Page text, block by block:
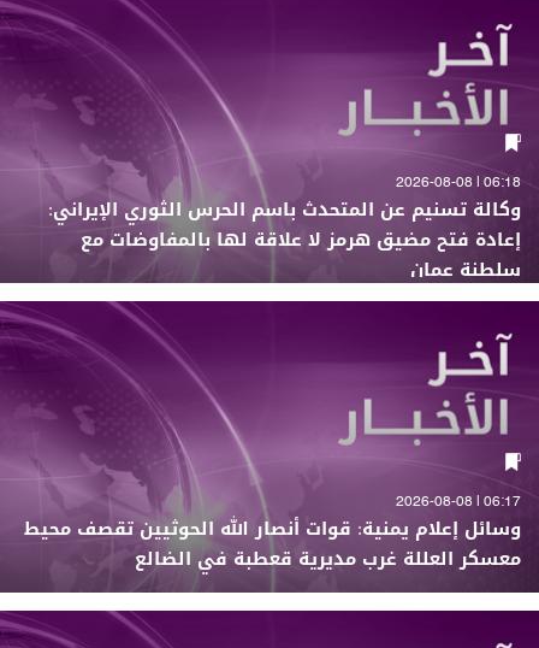
06:18 | 2026-08-08
وكالة تسنيم عن المتحدث باسم الحرس الثوري الإيراني:
إعادة فتح مضيق هرمز لا علاقة لها بالمفاوضات مع
سلطنة عمان
06:17 | 2026-08-08
وسائل إعلام يمنية: قوات أنصار الله الحوثيين تقصف محيط
معسكر العللة غرب مديرية قعطبة في الضالع